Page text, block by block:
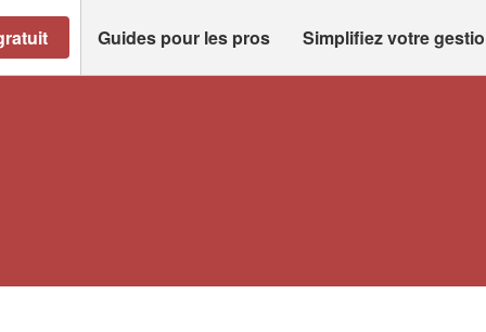
Guides pour les pros Simplifiez votre